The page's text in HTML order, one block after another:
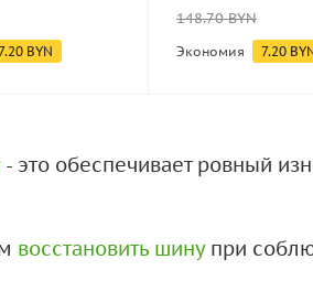
BYN
148.70BYN
Экономия 7.20
- это обеспечивает ровный
восстановить шинупри